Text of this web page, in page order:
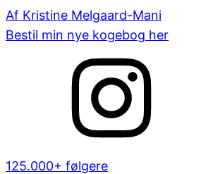
Af Kristine Melgaard-Mani
Bestil min nye kogebog her
125.000+ følgere